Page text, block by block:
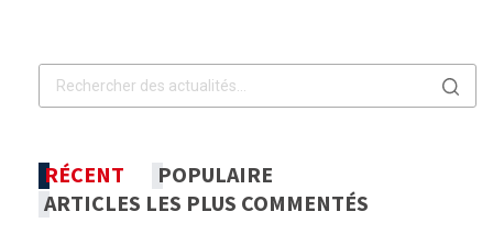
RÉCENT
POPULAIRE
ARTICLES LES PLUS COMMENTÉS